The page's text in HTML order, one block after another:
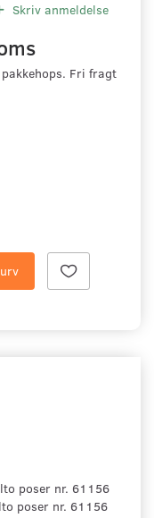
Skriv anmeldelse
Fri fragt
poser nr. 61156
poser nr. 61156